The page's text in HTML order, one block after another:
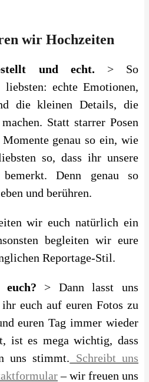
wir Hochzeiten
und echt. > So
echte Emotionen,
die kleinen Details, die
Statt starrer Posen
genau so ein, wie
so, dass ihr unsere
Denn genau so
und berühren.
wir euch natürlich ein
begleiten wir eure
Reportage-Stil.
> Dann lasst uns
euch auf euren Fotos zu
euren Tag immer wieder
ist es mega wichtig, dass
uns stimmt. Schreibt uns
– wir freuen uns